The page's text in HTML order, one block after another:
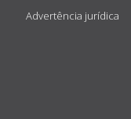
Advertência jurídica